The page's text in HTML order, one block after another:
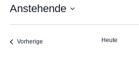
Anstehende
VorherigeVeranstaltungen Heute